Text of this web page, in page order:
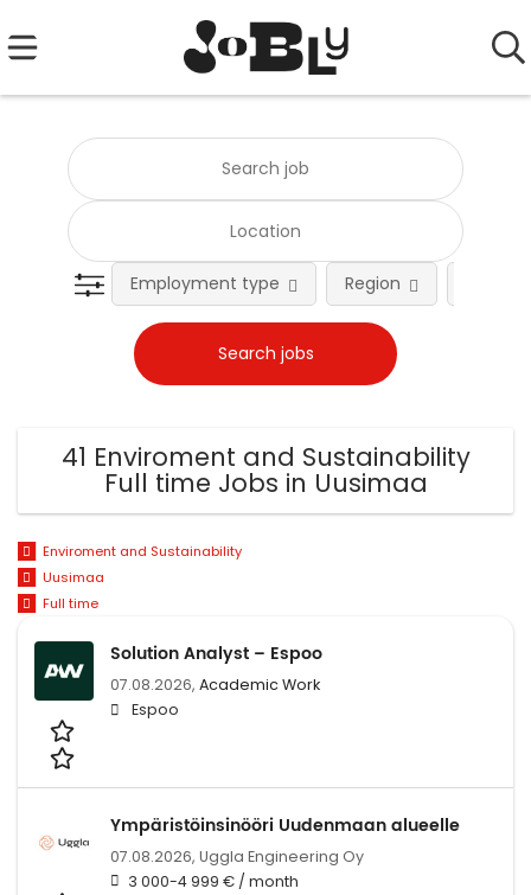
Employment type Region
41 Enviroment and Sustainability
Full time Jobs in Uusimaa
Enviroment and Sustainability
Uusimaa
Full time
Solution Analyst – Espoo
07.08.2026, Academic Work
Espoo
Ympäristöinsinööri Uudenmaan alueelle
07.08.2026, Uggla Engineering Oy
3 000-4 999 € / month